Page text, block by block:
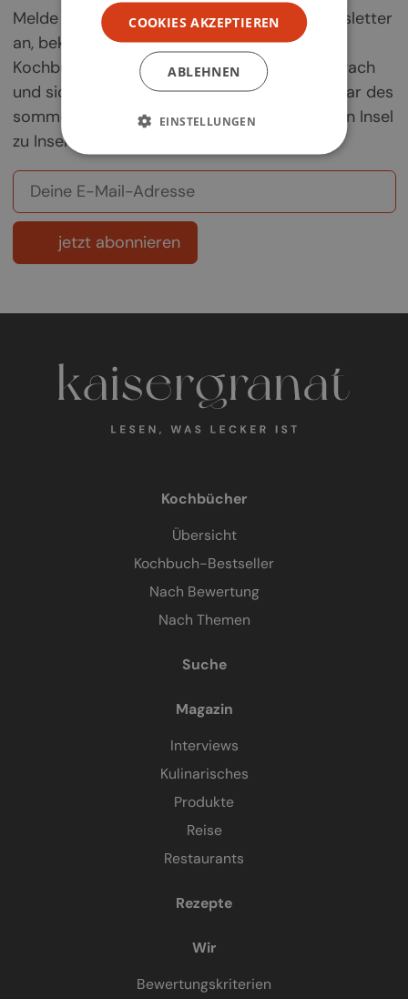
Melde dich jetzt für unseren Kochbuch-Newsletter
an, bekomme einmal im Monat die besten
Kochbuch-Empfehlungen direkt in dein Postfach
und sichere dir deine Chance auf ein Exemplar des
sommerlichen Griechenland-Kochbuchs „Von Insel
zu Insel".
jetzt abonnieren
Kochbücher
Übersicht
Kochbuch-Bestseller
Nach Bewertung
Nach Themen
Suche
Magazin
Interviews
Kulinarisches
Produkte
Reise
Restaurants
Rezepte
Wir
Bewertungskriterien
COOKIES AKZEPTIEREN
ABLEHNEN
EINSTELLUNGEN